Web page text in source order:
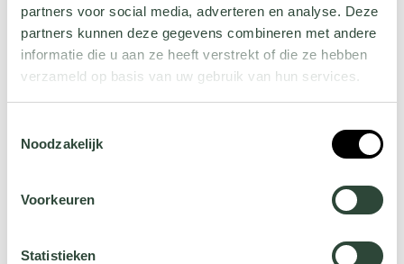
partners voor social media, adverteren en analyse. Deze
partners kunnen deze gegevens combineren met andere
informatie die u aan ze heeft verstrekt of die ze hebben
verzameld op basis van uw gebruik van hun services.
jehier.
Noodzakelijk
Voorkeuren
Statistieken